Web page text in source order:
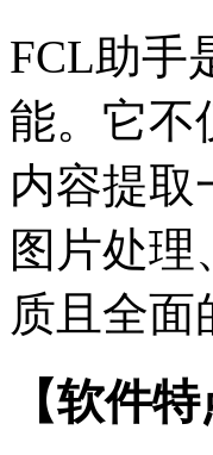
FCL助手
能。它不
内容提取
图片处
质且全面
【软件特